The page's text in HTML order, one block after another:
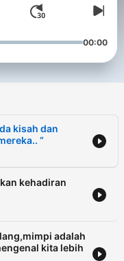
00:00
kisah dan
“
kehadiran
adalah
kita lebih